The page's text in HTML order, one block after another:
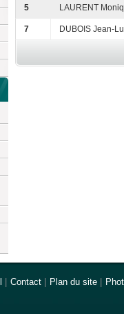
5 LAURENT
7 DUBOIS Jean-
Contact Plan du site